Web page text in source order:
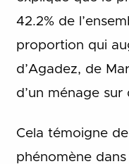
42.2% de
proportion qui
d’Agadez, de
d’un ménage
Cela témoigne
phénomène